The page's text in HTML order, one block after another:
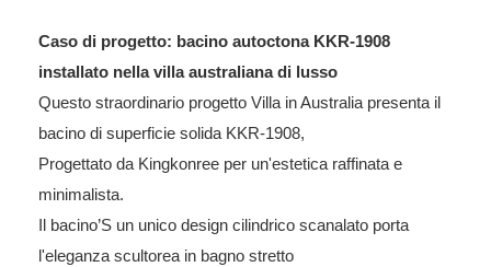
Caso di progetto: bacino autoctona KKR-1908
installato nella villa australiana di lusso
Questo straordinario progetto Villa in Australia presenta il
bacino di superficie solida KKR-1908,
Progettato da Kingkonree per un'estetica raffinata e
minimalista.
Il bacino’S un unico design cilindrico scanalato porta
l'eleganza scultorea in bagno stretto